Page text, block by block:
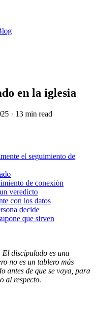
en la iglesia
· 13 min read
el seguimiento de
de conexión
veredicto
con los datos
decide
que sirven
El discipulado es una
no es un tablero más
antes de que se vaya, para
al respecto.